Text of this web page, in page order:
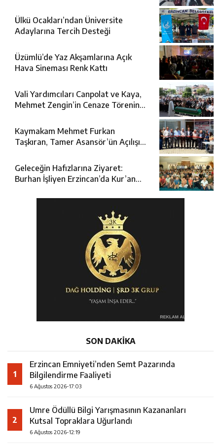
Ülkü Ocakları’ndan Üniversite
Adaylarına Tercih Desteği
Üzümlü’de Yaz Akşamlarına Açık
Hava Sineması Renk Kattı
Vali Yardımcıları Canpolat ve Kaya,
Mehmet Zengin’in Cenaze Törenine
Kaymakam Mehmet Furkan
Taşkıran, Tamer Asansör’ün Açılışına
Geleceğin Hafızlarına Ziyaret:
Burhan İşliyen Erzincan’da Kur’an
SON DAKİKA
1
Erzincan Emniyeti’nden Semt Pazarında
Bilgilendirme Faaliyeti
6 Ağustos 2026-17:03
2
Umre Ödüllü Bilgi Yarışmasının Kazananları
Kutsal Topraklara Uğurlandı
6 Ağustos 2026-12:19